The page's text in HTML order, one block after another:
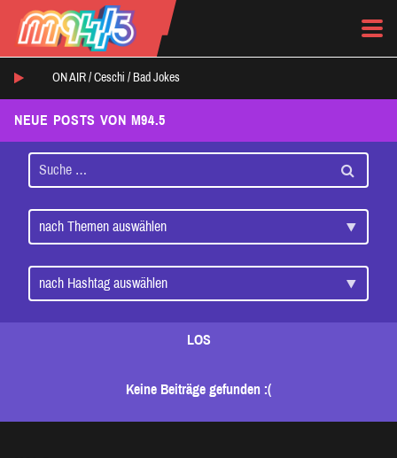
ON AIR / Ceschi / Bad Jokes
NEUE POSTS VON M94.5
LOS
Keine Beiträge gefunden :(